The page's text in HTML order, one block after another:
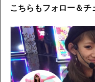
こちらもフォロー＆